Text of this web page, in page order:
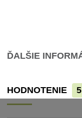
ĎALŠIE
HODNOTENIE 5